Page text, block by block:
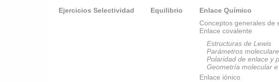
Ejercicios Selectividad Equilibrio
Enlace Químico
Conceptos generales de
Enlace covalente
Estructuras de Lewis
Parámetros
Polaridad de enlace y
Geometría molecular
Enlace iónico